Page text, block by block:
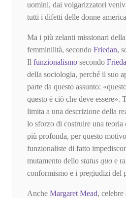
uomini, dai volgarizzatori
tutti i difetti delle donne
Ma i più zelanti missionari
femminilità, secondo Friedan,
Il funzionalismo secondo
della sociologia, perché il suo
parte da questo assunto:
questo è ciò che deve essere».
limita a una descrizione della
lo sforzo di costruire una teoria
più profonda, per questo
funzionaliste di fatto
mutamento dello status quo e
conformismo e i pregiudizi del
Anche Margaret Mead, celebre